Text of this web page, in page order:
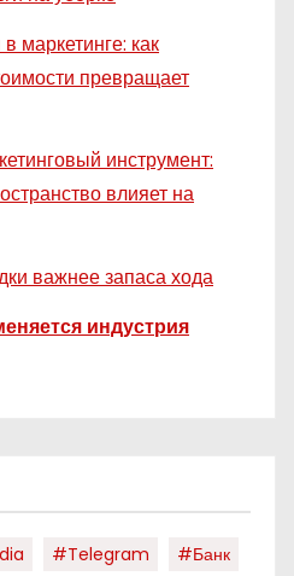
маркетинге: как
превращает
инструмент:
влияет на
важнее запаса хода
индустрия
#telegram
#банк